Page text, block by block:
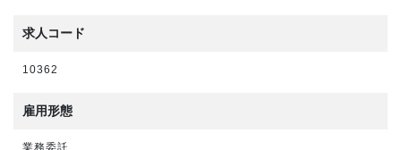
求人コード
10362
雇用形態
業務委託